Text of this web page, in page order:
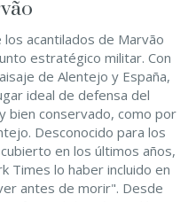
acantilados de Marvão
estratégico militar. Con
de Alentejo y España,
ideal de defensa del
bien conservado, como por
Desconocido para los
en los últimos años,
Times lo haber incluido en
antes de morir". Desde